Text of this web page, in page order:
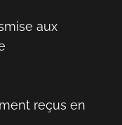
aux
reçus en